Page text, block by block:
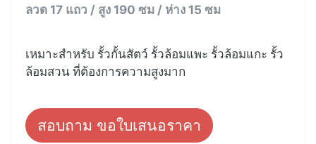
ลวด 17 แถว / สูง 190 ซม / ห่าง 15 ซม
เหมาะสำหรับ รั้วกั้นสัตว์ รั้วล้อมแพะ รั้วล้อมแกะ รั้ว
ล้อมสวน ที่ต้องการความสูงมาก
สอบถาม ขอใบเสนอราคา